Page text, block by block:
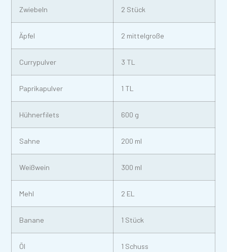
Zwiebeln 2 Stück
Äpfel 2 mittelgroße
Currypulver 3 TL
Paprikapulver 1 TL
Hühnerfilets 600 g
Sahne 200 ml
Weißwein 300 ml
Mehl 2 EL
Banane 1 Stück
Öl 1 Schuss